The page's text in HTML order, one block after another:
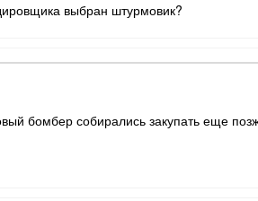
выбран штурмовик?
бомбер собирались закупать еще